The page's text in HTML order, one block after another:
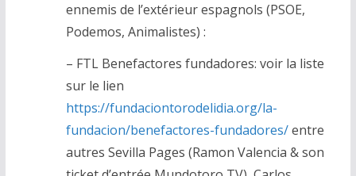
ennemis de l’extérieur espagnols (PSOE,
Podemos, Animalistes) :
– FTL Benefactores fundadores: voir la liste
sur le lien
https://fundaciontorodelidia.org/la-
fundacion/benefactores-fundadores/entre
autres Sevilla Pages (Ramon Valencia & son